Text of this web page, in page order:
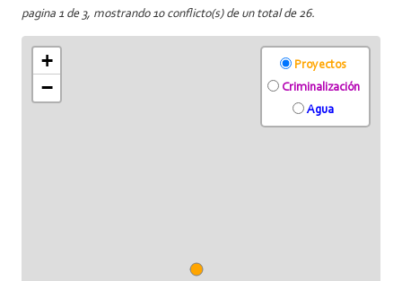
pagina 1 de 3, mostrando 10 conflicto(s) de un total de 26.
+
−
Proyectos
Criminalización
Agua